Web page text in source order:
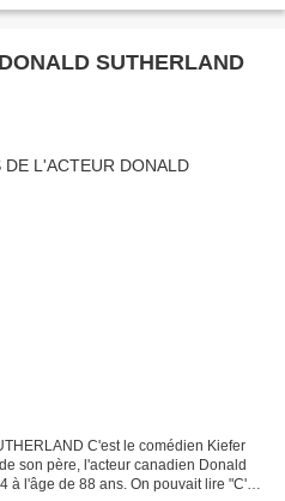
SUTHERLAND
C'est le comédien Kiefer
son père, l'acteur canadien Donald
l'âge de 88 ans. On pouvait lire "C'est